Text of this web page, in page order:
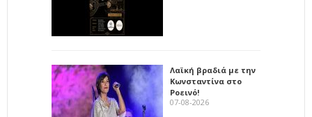
Λαϊκή βραδιά με την
Κωνσταντίνα στο
Ροεινό!
07-08-2026